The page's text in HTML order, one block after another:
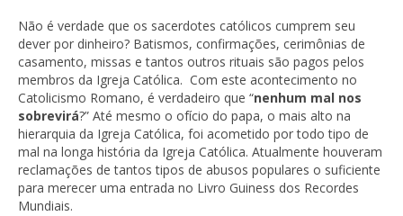
Não é verdade que os sacerdotes católicos cumprem seu
dever por dinheiro? Batismos, confirmações, cerimônias de
casamento, missas e tantos outros rituais são pagos pelos
membros da Igreja Católica. Com este acontecimento no
Catolicismo Romano, é verdadeiro que “nenhum mal nos
sobrevirá?” Até mesmo o ofício do papa, o mais alto na
hierarquia da Igreja Católica, foi acometido por todo tipo de
mal na longa história da Igreja Católica. Atualmente houveram
reclamações de tantos tipos de abusos populares o suficiente
para merecer uma entrada no Livro Guiness dos Recordes
Mundiais.